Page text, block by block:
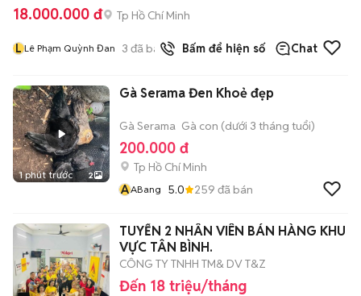
18.000.000 đ Tp Hồ Chí Minh
L Lê Phạm Quỳnh Đan 3 đã bán Bấm để hiện số Chat
1 phút trước 2
Gà Serama Đen Khoẻ đẹp
Gà Serama Gà con (dưới 3 tháng tuổi)
200.000 đ
Tp Hồ Chí Minh
AABang 5.0 259 đã bán
TUYỂN 2 NHÂN VIÊN BÁN HÀNG KHU
VỰC TÂN BÌNH.
CÔNG TY TNHH TM& DV T&Z
Đến 18 triệu/tháng